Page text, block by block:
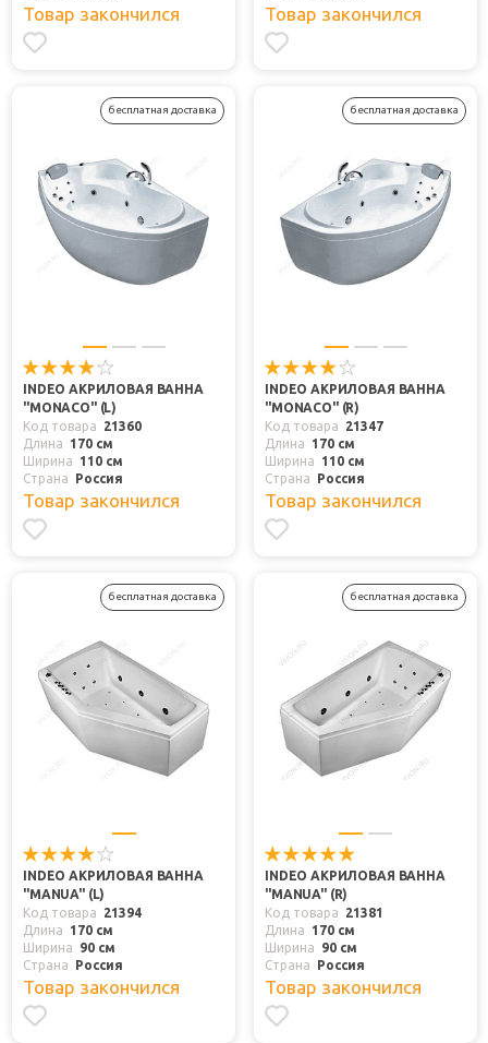
Товар закончился Товар закончился
бесплатная доставка
INDEO АКРИЛОВАЯ ВАННА
"MONACO" (L)
Код товара
21360
Длина
170 см
Ширина
110 см
Страна
Россия
Товар закончился
бесплатная доставка
INDEO АКРИЛОВАЯ ВАННА
"MONACO" (R)
Код товара
21347
Длина
170 см
Ширина
110 см
Страна
Россия
Товар закончился
бесплатная доставка
INDEO АКРИЛОВАЯ ВАННА
"MANUA" (L)
Код товара
21394
Длина
170 см
Ширина
90 см
Страна
Россия
Товар закончился
бесплатная доставка
INDEO АКРИЛОВАЯ ВАННА
"MANUA" (R)
Код товара
21381
Длина
170 см
Ширина
90 см
Страна
Россия
Товар закончился